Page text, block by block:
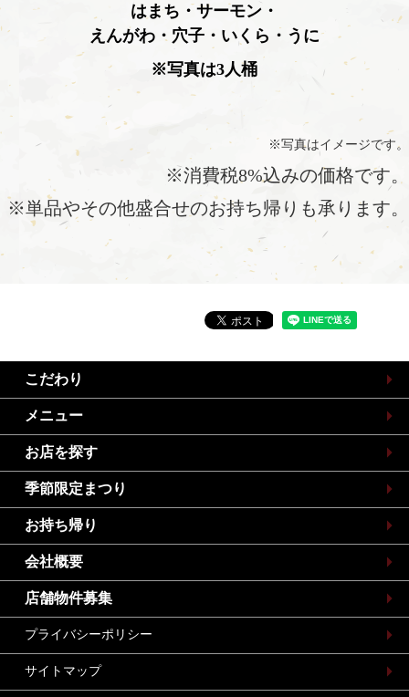
はまち・サーモン・
えんがわ・穴子・いくら・うに
※写真は3人桶
※写真はイメージです。
※消費税8%込みの価格です。
※単品やその他盛合せのお持ち帰りも承ります。
こだわり
メニュー
お店を探す
季節限定まつり
お持ち帰り
会社概要
店舗物件募集
プライバシーポリシー
サイトマップ